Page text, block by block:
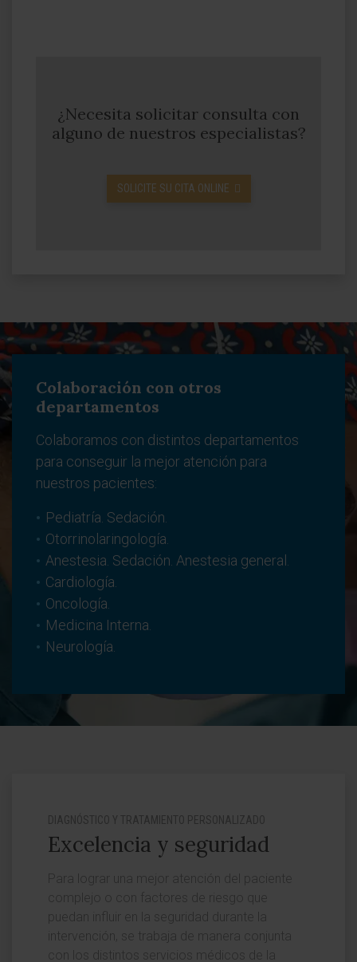
¿Necesita solicitar consulta con
alguno de nuestros especialistas?
SOLICITE SU CITA ONLINE
Colaboración con otros
departamentos
Colaboramos con distintos departamentos
para conseguir la mejor atención para
nuestros pacientes:
Pediatría. Sedación.
Otorrinolaringología.
Anestesia. Sedación. Anestesia general.
Cardiología.
Oncología.
Medicina Interna.
Neurología.
DIAGNÓSTICO Y TRATAMIENTO PERSONALIZADO
Excelencia y seguridad
Para lograr una mejor atención del paciente
complejo o con factores de riesgo que
puedan influir en la seguridad durante la
intervención, se trabaja de manera conjunta
con los distintos servicios médicos de la